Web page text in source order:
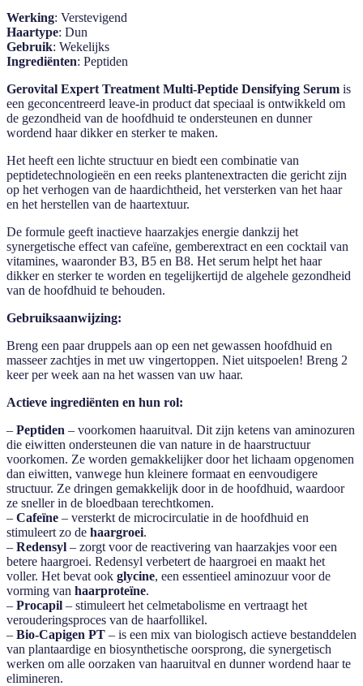
Werking: Verstevigend
Haartype: Dun
Gebruik: Wekelijks
Ingrediënten: Peptiden
Gerovital Expert Treatment Multi-Peptide Densifying Serum is
een geconcentreerd leave-in product dat speciaal is ontwikkeld om
de gezondheid van de hoofdhuid te ondersteunen en dunner
wordend haar dikker en sterker te maken.
Het heeft een lichte structuur en biedt een combinatie van
peptidetechnologieën en een reeks plantenextracten die gericht zijn
op het verhogen van de haardichtheid, het versterken van het haar
en het herstellen van de haartextuur.
De formule geeft inactieve haarzakjes energie dankzij het
synergetische effect van cafeïne, gemberextract en een cocktail van
vitamines, waaronder B3, B5 en B8. Het serum helpt het haar
dikker en sterker te worden en tegelijkertijd de algehele gezondheid
van de hoofdhuid te behouden.
Gebruiksaanwijzing:
Breng een paar druppels aan op een net gewassen hoofdhuid en
masseer zachtjes in met uw vingertoppen. Niet uitspoelen! Breng 2
keer per week aan na het wassen van uw haar.
Actieve ingrediënten en hun rol:
– Peptiden – voorkomen haaruitval. Dit zijn ketens van aminozuren
die eiwitten ondersteunen die van nature in de haarstructuur
voorkomen. Ze worden gemakkelijker door het lichaam opgenomen
dan eiwitten, vanwege hun kleinere formaat en eenvoudigere
structuur. Ze dringen gemakkelijk door in de hoofdhuid, waardoor
ze sneller in de bloedbaan terechtkomen.
– Cafeïne – versterkt de microcirculatie in de hoofdhuid en
stimuleert zo de haargroei.
– Redensyl – zorgt voor de reactivering van haarzakjes voor een
betere haargroei. Redensyl verbetert de haargroei en maakt het
voller. Het bevat ook glycine, een essentieel aminozuur voor de
vorming van haarproteïne.
– Procapil – stimuleert het celmetabolisme en vertraagt ​​het
verouderingsproces van de haarfollikel.
– Bio-Capigen PT – is een mix van biologisch actieve bestanddelen
van plantaardige en biosynthetische oorsprong, die synergetisch
werken om alle oorzaken van haaruitval en dunner wordend haar te
elimineren.